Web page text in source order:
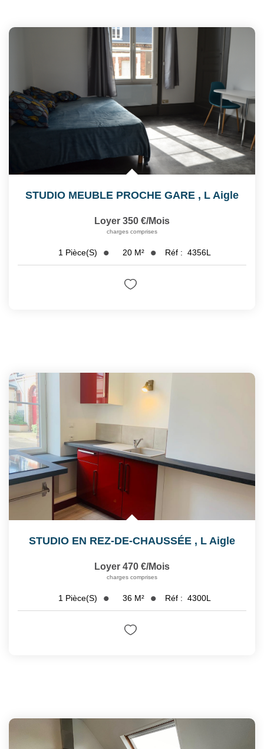
STUDIO MEUBLE PROCHE GARE , L Aigle
Loyer 350 €/mois
charges comprises
1 Pièce(s) 20 M² Réf : 4356L
STUDIO EN REZ-DE-CHAUSSÉE , L Aigle
Loyer 470 €/mois
charges comprises
1 Pièce(s) 36 M² Réf : 4300L